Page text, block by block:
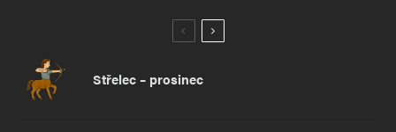
Střelec – prosinec